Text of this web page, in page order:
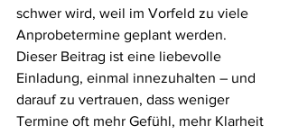
schwer wird, weil im Vorfeld zu viele
Anprobetermine geplant werden.
Dieser Beitrag ist eine liebevolle
Einladung, einmal innezuhalten – und
darauf zu vertrauen, dass weniger
Termine oft mehr Gefühl, mehr Klarheit